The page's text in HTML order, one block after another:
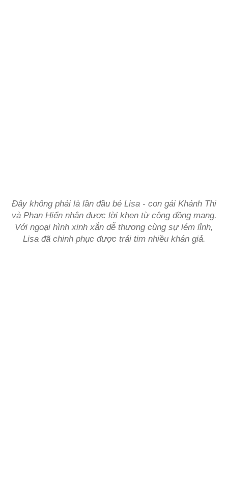
Đây không phải là lần đầu bé Lisa - con gái Khánh Thi
và Phan Hiển nhận được lời khen từ cộng đồng mạng.
Với ngoại hình xinh xắn dễ thương cùng sự lém lỉnh,
Lisa đã chinh phục được trái tim nhiều khán giả.